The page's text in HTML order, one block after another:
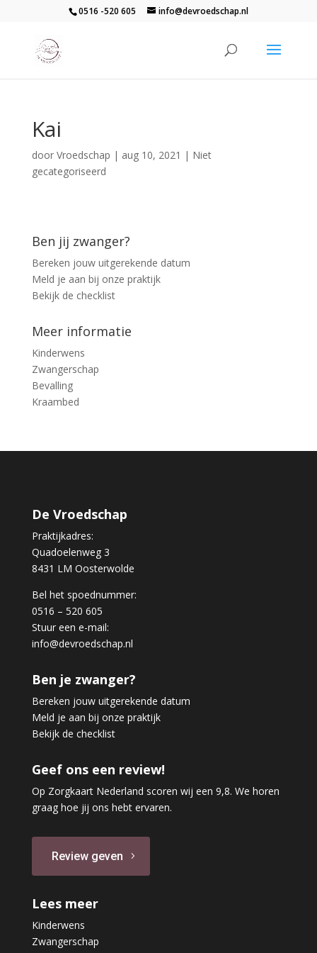
0516 -520 605 info@devroedschap.nl
Kai
door Vroedschap | aug 10, 2021 | Niet
gecategoriseerd
Ben jij zwanger?
Bereken jouw uitgerekende datum
Meld je aan bij onze praktijk
Bekijk de checklist
Meer informatie
Kinderwens
Zwangerschap
Bevalling
Kraambed
De Vroedschap
Praktijkadres:
Quadoelenweg 3
8431 LM Oosterwolde
Bel het spoednummer:
0516 – 520 605
Stuur een e-mail:
info@devroedschap.nl
Ben je zwanger?
Bereken jouw uitgerekende datum
Meld je aan bij onze praktijk
Bekijk de checklist
Geef ons een review!
Op Zorgkaart Nederland scoren wij een 9,8. We horen
graag hoe jij ons hebt ervaren.
Review geven
Lees meer
Kinderwens
Zwangerschap